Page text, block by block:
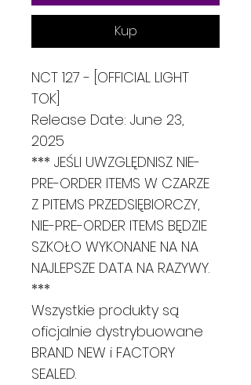
Kup
NCT 127 - [OFFICIAL LIGHT
TOK]
Release Date: June 23,
2025
*** JEŚLI UWZGLĘDNISZ NIE-
PRE-ORDER ITEMS W CZARZE
Z PITEMS PRZEDSIĘBIORCZY,
NIE-PRE-ORDER ITEMS BĘDZIE
SZKOŁO WYKONANE NA NA
NAJLEPSZE DATA NA RAZYWY.
***
Wszystkie produkty są
oficjalnie dystrybuowane
BRAND NEW i FACTORY
SEALED.